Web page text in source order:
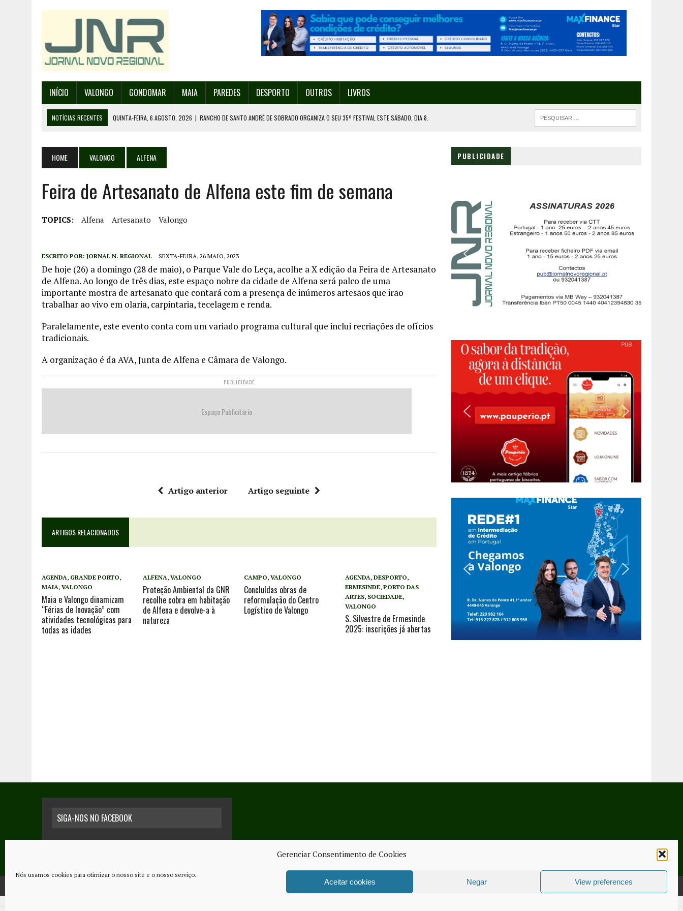
Gerenciar Consentimento de Cookies
Nós usamos cookies para otimizar o nosso site e o nosso serviço.
Aceitar cookies Negar View preferences
INÍCIO VALONGO GONDOMAR MAIA PAREDES DESPORTO OUTROS LIVROS
NOTÍCIAS RECENTES QUINTA-FEIRA, 6 AGOSTO, 2026 | RANCHO DE SANTO ANDRÉ DE SOBRADO ORGANIZA O SEU 35º FESTIVAL ESTE SÁBADO, DIA 8.
QUINTA-FEIRA, 6 AGOSTO, 2026 | 80 ANOS DE AEROPORTO É MOTIVO DE EXPOSIÇÃO NA MAIA
QUINTA-FEIRA, 6 AGOSTO, 2026
DETIDO SUSPEITO DE INCÊNDIO FLORESTAL EM GONDOMAR
HOME VALONGO ALFENA
Feira de Artesanato de Alfena este fim de semana
TOPICS: Alfena Artesanato Valongo
ESCRITO POR: JORNAL N. REGIONAL SEXTA-FEIRA, 26 MAIO, 2023
De hoje (26) a domingo (28 de maio), o Parque Vale do Leça, acolhe a X edição da Feira de Artesanato
de Alfena. Ao longo de três dias, este espaço nobre da cidade de Alfena será palco de uma
importante mostra de artesanato que contará com a presença de inúmeros artesãos que irão
trabalhar ao vivo em olaria, carpintaria, tecelagem e renda.
Paralelamente, este evento conta com um variado programa cultural que inclui recriações de ofícios
tradicionais.
A organização é da AVA, Junta de Alfena e Câmara de Valongo.
PUBLICIDADE
Espaço Publicitário
Artigo anterior Artigo seguinte
ARTIGOS RELACIONADOS
AGENDA, GRANDE PORTO,
MAIA, VALONGO
Maia e Valongo dinamizam
“Férias de Inovação” com
atividades tecnológicas para
todas as idades
ALFENA,VALONGO
Proteção Ambiental da GNR
recolhe cobra em habitação
de Alfena e devolve-a à
natureza
CAMPO,VALONGO
Concluídas obras de
reformulação do Centro
Logístico de Valongo
AGENDA,DESPORTO,
ERMESINDE,PORTO DAS
ARTES, SOCIEDADE,
VALONGO
S. Silvestre de Ermesinde
2025: inscrições já abertas
PUBLICIDADE
SIGA-NOS NO FACEBOOK
FICHA TÉCNICA ESTATUTO EDITORIAL CONTACTE-NOS COOKIE POLICY (EU)